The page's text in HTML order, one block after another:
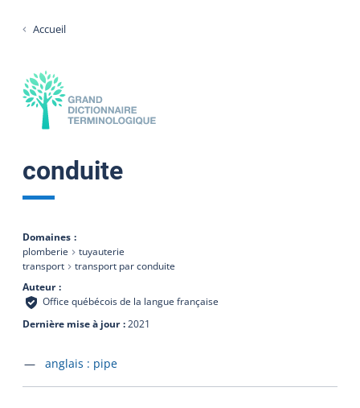
Accueil
conduite
Domaines
plomberie
tuyauterie
transport
transport par conduite
Auteur
Office québécois de la langue française
Dernière mise à jour 2021
Accéder à la fiche en
anglais : pipe